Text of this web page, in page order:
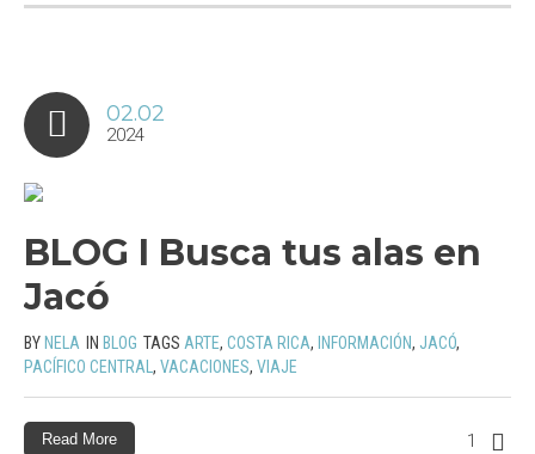
02.02
2024
BLOG I Busca tus alas en
Jacó
BY NELA IN BLOG TAGS ARTE, COSTA RICA, INFORMACIÓN, JACÓ,
PACÍFICO CENTRAL, VACACIONES, VIAJE
1
Read More